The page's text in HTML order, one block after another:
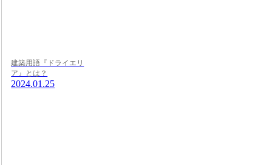
建築用語『ドライエリ
ア』とは？
2024.01.25